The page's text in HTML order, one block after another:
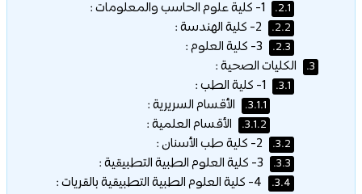
2.1.
2.2.
2.3.
3. الكليات الصحية :
3.1.
3.1.1. الأقسام السريرية :
3.1.2. الأقسام العلمية :
3.2.
3.3.
3.4.